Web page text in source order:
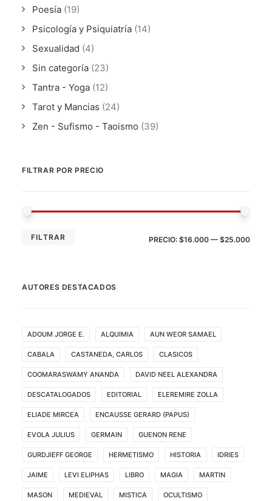
Poesía (19)
Psicología y Psiquiatría (14)
Sexualidad (4)
Sin categoría (23)
Tantra - Yoga (12)
Tarot y Mancias (24)
Zen - Sufismo - Taoismo (39)
FILTRAR POR PRECIO
FILTRAR PRECIO: $16.000 — $25.000
AUTORES DESTACADOS
ADOUM JORGE E. ALQUIMIA AUN WEOR SAMAEL
CABALA CASTANEDA, CARLOS CLASICOS
COOMARASWAMY ANANDA DAVID NEEL ALEXANDRA
DESCATALOGADOS EDITORIAL ELEREMIRE ZOLLA
ELIADE MIRCEA ENCAUSSE GERARD (PAPUS)
EVOLA JULIUS GERMAIN GUENON RENE
GURDJIEFF GEORGE HERMETISMO HISTORIA IDRIES
JAIME LEVI ELIPHAS LIBRO MAGIA MARTIN
MASON MEDIEVAL MISTICA OCULTISMO